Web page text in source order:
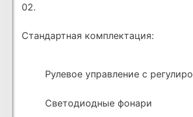
02.
Стандартная комплектация:
Рулевое управление с
Светодиодные фонари